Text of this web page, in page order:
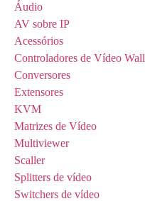
Áudio
AV sobre IP
Acessórios
Controladores de Vídeo Wall
Conversores
Extensores
KVM
Matrizes de Vídeo
Multiviewer
Scaller
Splitters de vídeo
Switchers de vídeo